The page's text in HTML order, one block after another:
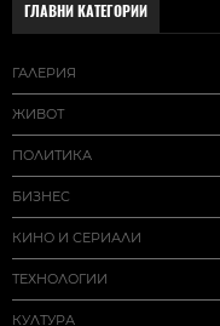
ГЛАВНИ КАТЕГОРИИ
ГАЛЕРИЯ
ЖИВОТ
ПОЛИТИКА
БИЗНЕС
КИНО И СЕРИАЛИ
ТЕХНОЛОГИИ
КУЛТУРА